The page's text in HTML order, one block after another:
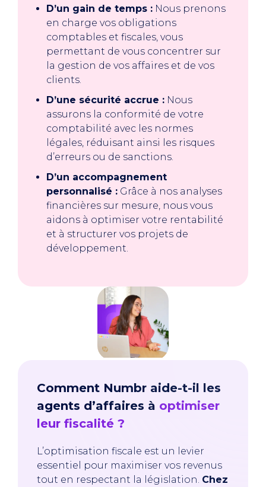
D’un gain de temps : Nous prenons
en charge vos obligations
comptables et fiscales, vous
permettant de vous concentrer sur
la gestion de vos affaires et de vos
clients.
D’une sécurité accrue : Nous
assurons la conformité de votre
comptabilité avec les normes
légales, réduisant ainsi les risques
d’erreurs ou de sanctions.
D’un accompagnement
personnalisé : Grâce à nos analyses
financières sur mesure, nous vous
aidons à optimiser votre rentabilité
et à structurer vos projets de
développement.
Comment Numbr aide-t-il les
agents d’affaires à optimiser
leur fiscalité ?
L’optimisation fiscale est un levier
essentiel pour maximiser vos revenus
tout en respectant la législation. Chez